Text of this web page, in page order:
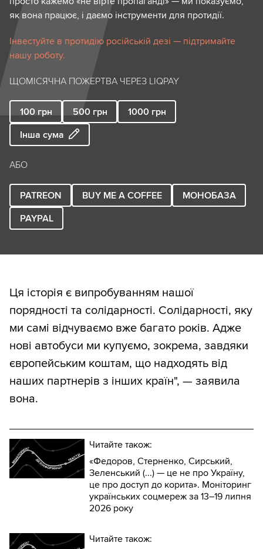
як вона працює, і даємо інструменти для протидії.
Інвестуйте в протидію російській дезі — підтримайте
нашу роботу.
ЩОМІСЯЧНА ПОЖЕРТВА ЧЕРЕЗ LIQPAY
100 грн 500 грн 1000 грн
Інша сума
АБО
PATREON BUY ME A COFFEE
МОНОБАЗА
PAYPAL
Ця історія є випробуванням нашої
порядності та солідарності. Солідарності, яку
ми самі відчуваємо вже багато років. Адже
нові автобуси ми купуємо, зокрема, завдяки
європейським коштам, що надходять від
наших партнерів з інших країн", — заявила
вона.
Читайте також:
«Федоров, Стерненко, Сирський,
Зеленський (...) — це не про Україну,
це про доступ до корита». Моніторинг
українських соцмереж за 13–19 липня
2026 року
Читайте також: